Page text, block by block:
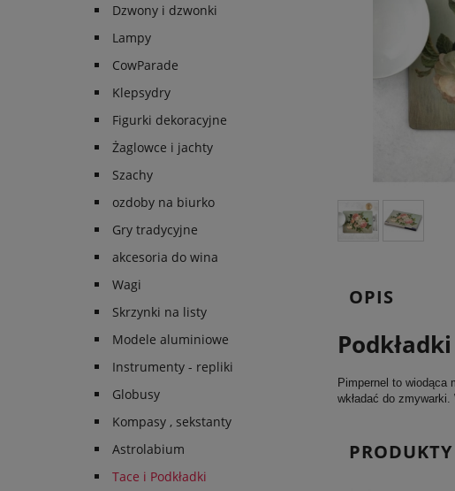
Dzwony i dzwonki
Lampy
CowParade
Klepsydry
Figurki dekoracyjne
Żaglowce i jachty
Szachy
ozdoby na biurko
Gry tradycyjne
akcesoria do wina
Wagi
Skrzynki na listy
Modele aluminiowe
Instrumenty - repliki
Globusy
Kompasy , sekstanty
Astrolabium
Tace i Podkładki
OPIS
Pimpernel to wiodąca
wkładać do